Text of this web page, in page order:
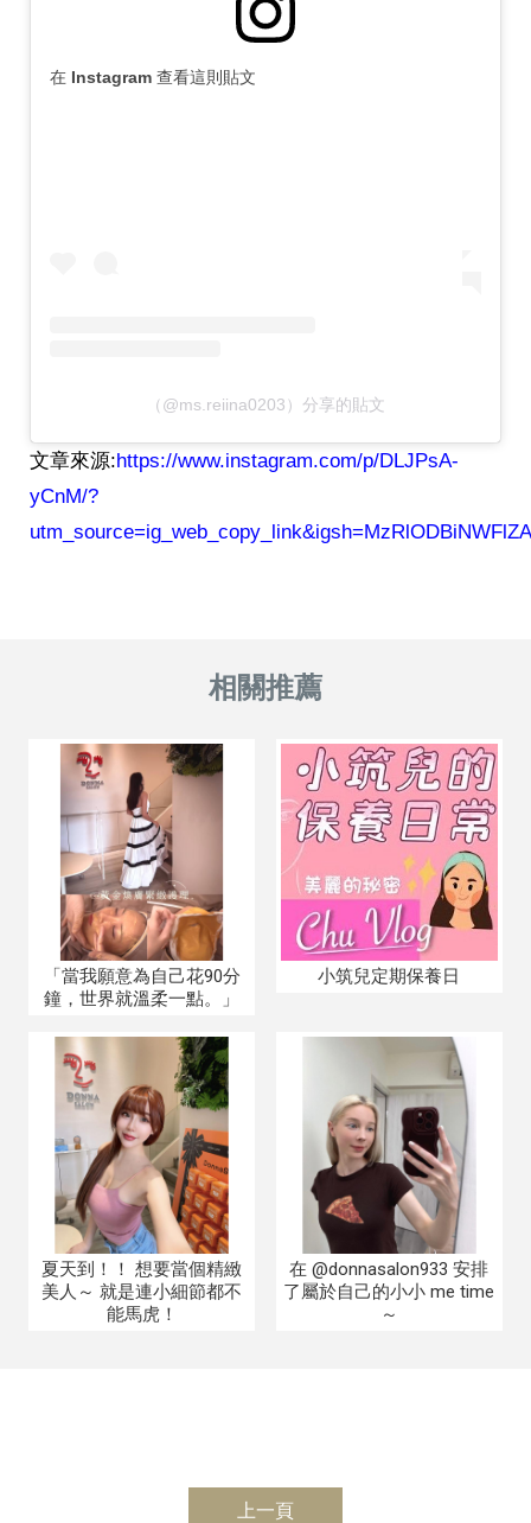
在 Instagram 查看這則貼文
（@ms.reiina0203）分享的貼文
文章來源:https://www.instagram.com/p/DLJPsA-
yCnM/?
「當我願意為自己花90分
鐘，世界就溫柔一點。」
小筑兒定期保養日
夏天到！！ 想要當個精緻
美人～ 就是連小細節都不
能馬虎！
在 @donnasalon933 安排
了屬於自己的小小 me time
～
上一頁